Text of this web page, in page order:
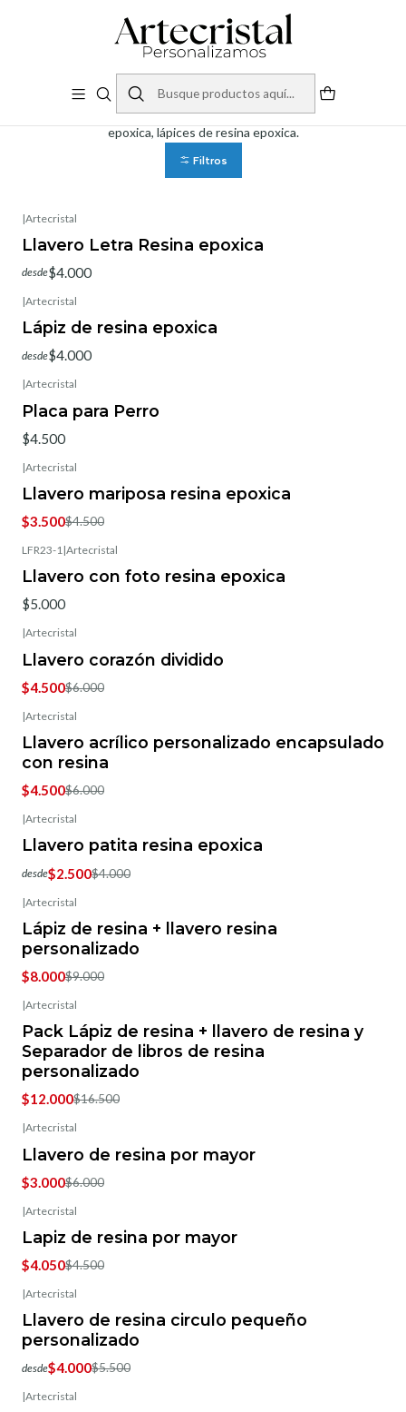
Inicio Productos Resina epoxica
Resina epoxica
Accesorios de resina epoxica personalizados, llaveros de resina
epoxica, lápices de resina epoxica.
Filtros
|Artecristal
Llavero Letra Resina epoxica
desde$4.000
|Artecristal
Lápiz de resina epoxica
desde$4.000
|Artecristal
Placa para Perro
$4.500
|Artecristal
Llavero mariposa resina epoxica
$3.500$4.500
LFR23-1|Artecristal
Llavero con foto resina epoxica
$5.000
|Artecristal
Llavero corazón dividido
$4.500$6.000
|Artecristal
Llavero acrílico personalizado encapsulado
con resina
$4.500$6.000
|Artecristal
Llavero patita resina epoxica
desde$2.500$4.000
|Artecristal
Lápiz de resina + llavero resina
personalizado
$8.000$9.000
|Artecristal
Pack Lápiz de resina + llavero de resina y
Separador de libros de resina
personalizado
$12.000$16.500
|Artecristal
Llavero de resina por mayor
$3.000$6.000
|Artecristal
Lapiz de resina por mayor
$4.050$4.500
|Artecristal
Llavero de resina circulo pequeño
personalizado
desde$4.000$5.500
|Artecristal